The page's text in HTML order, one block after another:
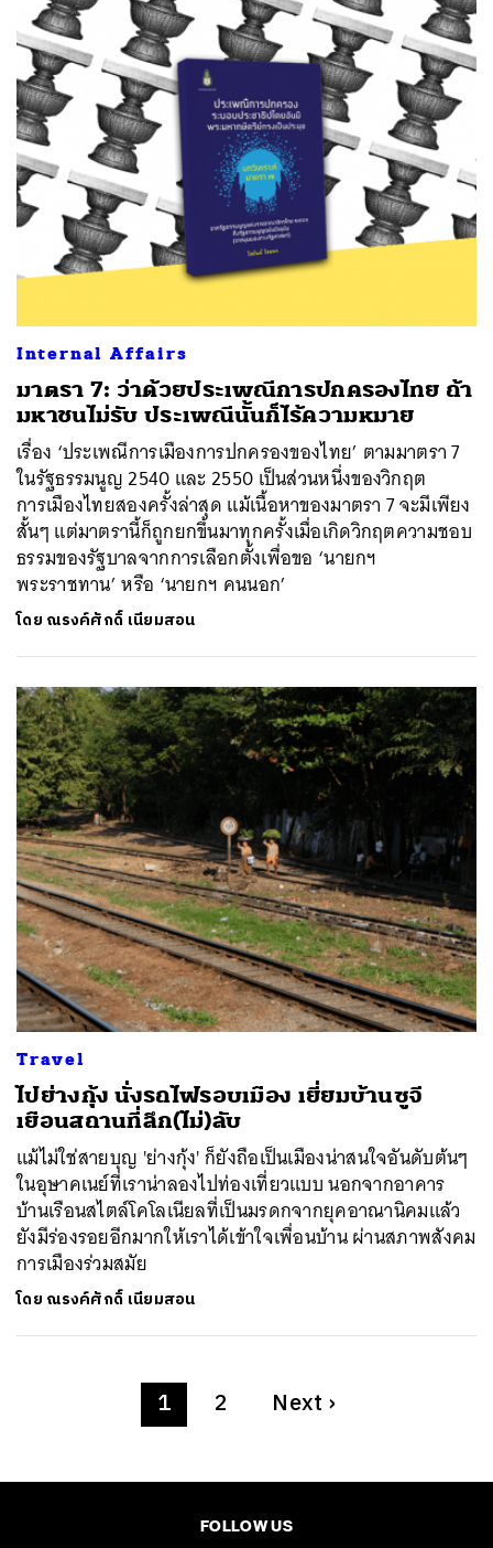
Internal Affairs
มาตรา 7: ว่าด้วยประเพณีการปกครองไทย ถ้า
มหาชนไม่รับ ประเพณีนั้นก็ไร้ความหมาย
เรื่อง ‘ประเพณีการเมืองการปกครองของไทย’ ตามมาตรา 7
ในรัฐธรรมนูญ 2540 และ 2550 เป็นส่วนหนึ่งของวิกฤต
การเมืองไทยสองครั้งล่าสุด แม้เนื้อหาของมาตรา 7 จะมีเพียง
สั้นๆ แต่มาตรานี้ก็ถูกยกขึ้นมาทุกครั้งเมื่อเกิดวิกฤตความชอบ
ธรรมของรัฐบาลจากการเลือกตั้งเพื่อขอ ‘นายกฯ
พระราชทาน’ หรือ ‘นายกฯ คนนอก’
โดย ณรงค์ศักดิ์ เนียมสอน
Travel
ไปย่างกุ้ง นั่งรถไฟรอบเมือง เยี่ยมบ้านซูจี
เยือนสถานที่ลึก(ไม่)ลับ
แม้ไม่ใช่สายบุญ 'ย่างกุ้ง' ก็ยังถือเป็นเมืองน่าสนใจอันดับต้นๆ
ในอุษาคเนย์ที่เราน่าลองไปท่องเที่ยวแบบ นอกจากอาคาร
บ้านเรือนสไตล์โคโลเนียลที่เป็นมรดกจากยุคอาณานิคมแล้ว
ยังมีร่องรอยอีกมากให้เราได้เข้าใจเพื่อนบ้าน ผ่านสภาพสังคม
การเมืองร่วมสมัย
โดย ณรงค์ศักดิ์ เนียมสอน
1 2 Next ›
FOLLOW US